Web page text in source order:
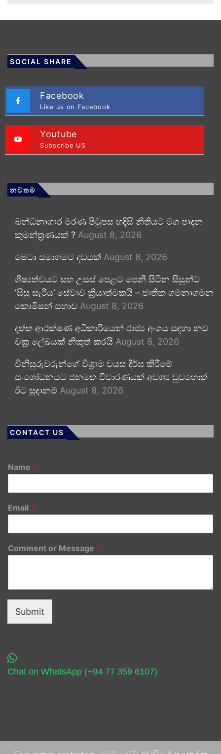
SOCIAL SHARE
Facebook
Like us on Facebook
Youtube
Subscribe US
නවතම
බන්ධනාගාර මරණ පිටුපස හදිසි නීතියට මග පාදන
කුමන්ත්‍රණයක් ? August 8, 2026
මෙටා සමාගමට දඩයක් August 8, 2026
ශිෂ්‍යත්වයට සහ උසස් පෙළට පෙනී සිටින සිසුන්ට
‘සිසු සැරිය’ සේවාව ක්‍රියාත්මකයි – ජාතික ගමනාගමන
කොමිෂන් සභාව August 8, 2026
දත්ත ආරක්ෂණ අධිකාරියෙන් රාජ්‍ය අංශය සඳහා නව
චක්‍ර ලේඛයක් නිකුත් කරයි August 8, 2026
විනිසුරුවරුන්ගේ විශ්‍රාම වයස දීර්ඝ කිරීමේ
සංශෝධනයට ජනමත විචාරණයක් අවශ්‍ය වුවහොත්
ඊට සූදානම් August 8, 2026
CONTACT US
Name *
Email *
Comment or Message *
Submit
Chat on WhatsApp (+94 77 359 6107)